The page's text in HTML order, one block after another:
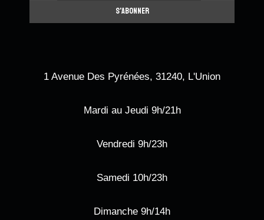
1 Avenue Des Pyrénées, 31240, L'Union
Mardi au Jeudi 9h/21h
Vendredi 9h/23h
Samedi 10h/23h
Dimanche 9h/14h